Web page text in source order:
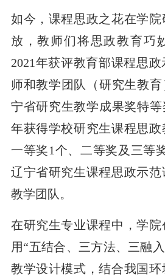
如今，课程思政之花在学
放，教师们将思政教育巧
2021年获评教育部课程思
师和教学团队（研究生教育
宁省研究生教学成果奖特等
年获得学校研究生课程思
一等奖1个、二等奖及三等
辽宁省研究生课程思政示
教学团队。
在研究生专业课程中，学
用“五结合、三方法、三融
教学设计模式，结合我国